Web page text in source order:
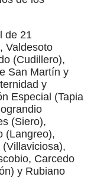
de 21
Valdesoto
(Cudillero),
San Martín y
y
Especial (Tapia
(Siero),
(Langreo),
Carcedo
y Rubiano